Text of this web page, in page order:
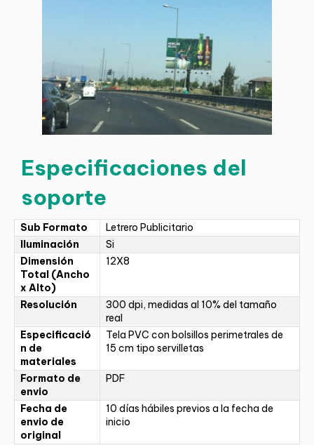
Especificaciones del
soporte
Sub Formato
Letrero Publicitario
Iluminación
Si
Dimensión
Total (Ancho
x Alto)
12X8
Resolución
300 dpi, medidas al 10% del tamaño
real
Especificació
n de
materiales
Tela PVC con bolsillos perimetrales de
15 cm tipo servilletas
Formato de
envio
PDF
Fecha de
envio de
original
10 días hábiles previos a la fecha de
inicio